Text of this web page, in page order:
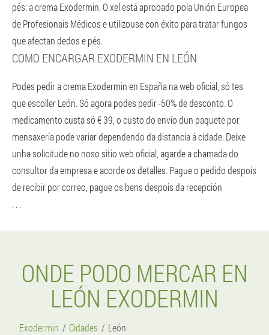
pés: a crema Exodermin. O xel está aprobado pola Unión Europea
de Profesionais Médicos e utilizouse con éxito para tratar fungos
que afectan dedos e pés.
COMO ENCARGAR EXODERMIN EN LEÓN
Podes pedir a crema Exodermin en España na web oficial, só tes
que escoller León. Só agora podes pedir -50% de desconto. O
medicamento custa só € 39, o custo do envío dun paquete por
mensaxería pode variar dependendo da distancia á cidade. Deixe
unha solicitude no noso sitio web oficial, agarde a chamada do
consultor da empresa e acorde os detalles. Pague o pedido despois
de recibir por correo, pague os bens despois da recepción
. . .
ONDE PODO MERCAR EN
LEÓN EXODERMIN
Exodermin Cidades León